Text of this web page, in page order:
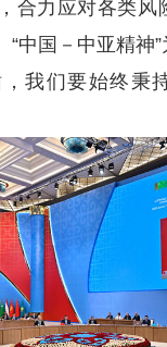
合力应对各类风
“中国 － 中亚精神
我们要始终秉